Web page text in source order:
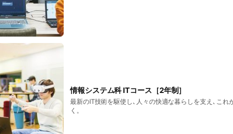
情報システム科 ITコース［2年制］
最新のIT技術を駆使し､人々の快適な暮らしを支え､これ
く。